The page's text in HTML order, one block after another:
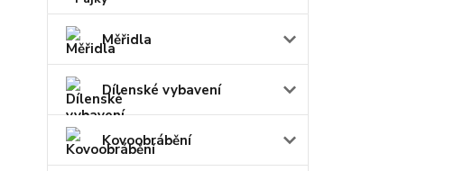
Měřidla
Dílenské vybavení
Kovoobrábění